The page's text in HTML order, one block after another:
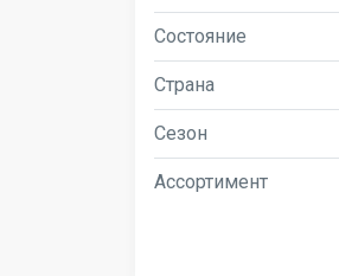
Состояние
Страна
Сезон
Ассортимент